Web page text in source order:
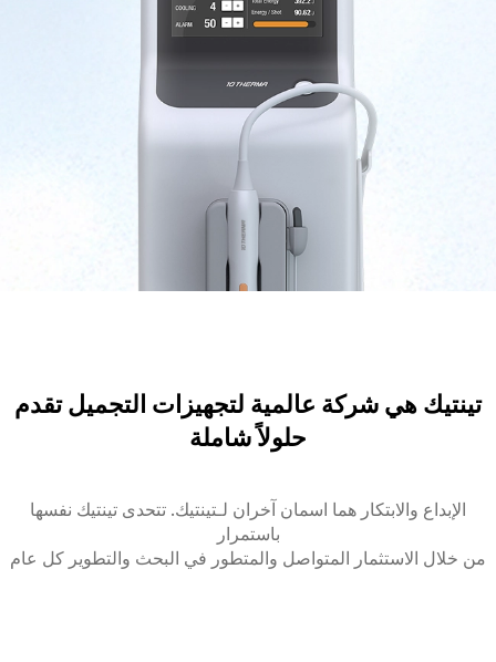
تينتيك هي شركة عالمية لتجهيزات التجميل تقدم
حلولاً شاملة
الإبداع والابتكار هما اسمان آخران لـتينتيك. تتحدى تينتيك نفسها
باستمرار
من خلال الاستثمار المتواصل والمتطور في البحث والتطوير كل عام